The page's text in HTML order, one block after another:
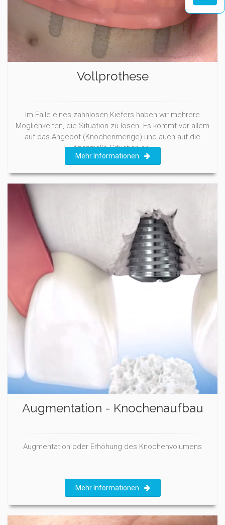
Vollprothese
Im Falle eines zahnlosen Kiefers haben wir mehrere
Möglichkeiten, die Situation zu lösen. Es kommt vor allem
auf das Angebot (Knochenmenge) und auch auf die
finanzielle Situation an.
Mehr Informationen
Augmentation - Knochenaufbau
Augmentation oder Erhöhung des Knochenvolumens
Mehr Informationen